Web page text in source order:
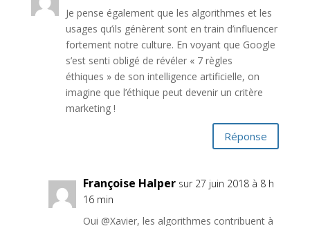
Je pense également que les algorithmes et les
usages qu’ils génèrent sont en train d’influencer
fortement notre culture. En voyant que Google
s’est senti obligé de révéler « 7 règles
éthiques » de son intelligence artificielle, on
imagine que l’éthique peut devenir un critère
marketing !
Réponse
Françoise Halper sur 27 juin 2018 à 8 h
16 min
Oui @Xavier, les algorithmes contribuent à